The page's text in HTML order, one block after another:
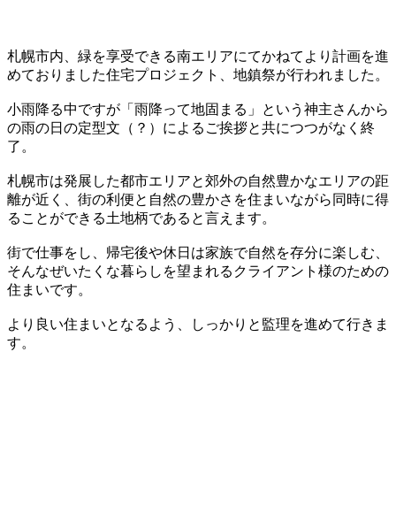
札幌市内、緑を享受できる南エリアにてかねてより計画を進
めておりました住宅プロジェクト、地鎮祭が行われました。
小雨降る中ですが「雨降って地固まる」という神主さんから
の雨の日の定型文（？）によるご挨拶と共につつがなく終
了。
札幌市は発展した都市エリアと郊外の自然豊かなエリアの距
離が近く、街の利便と自然の豊かさを住まいながら同時に得
ることができる土地柄であると言えます。
街で仕事をし、帰宅後や休日は家族で自然を存分に楽しむ、
そんなぜいたくな暮らしを望まれるクライアント様のための
住まいです。
より良い住まいとなるよう、しっかりと監理を進めて行きま
す。